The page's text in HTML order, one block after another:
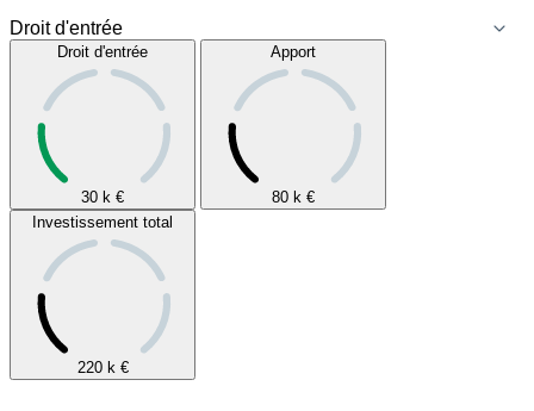
Droit d'entrée
30 k €
Apport
80 k €
Investissement total
220 k €